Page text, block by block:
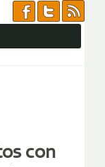
con